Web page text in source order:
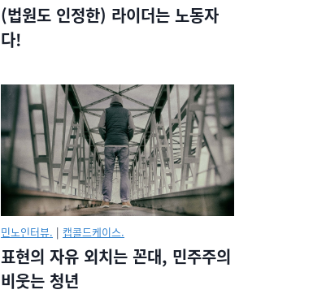
(법원도 인정한) 라이더는 노동자
다!
민노인터뷰. | 캡콜드케이스.
표현의 자유 외치는 꼰대, 민주주의
비웃는 청년